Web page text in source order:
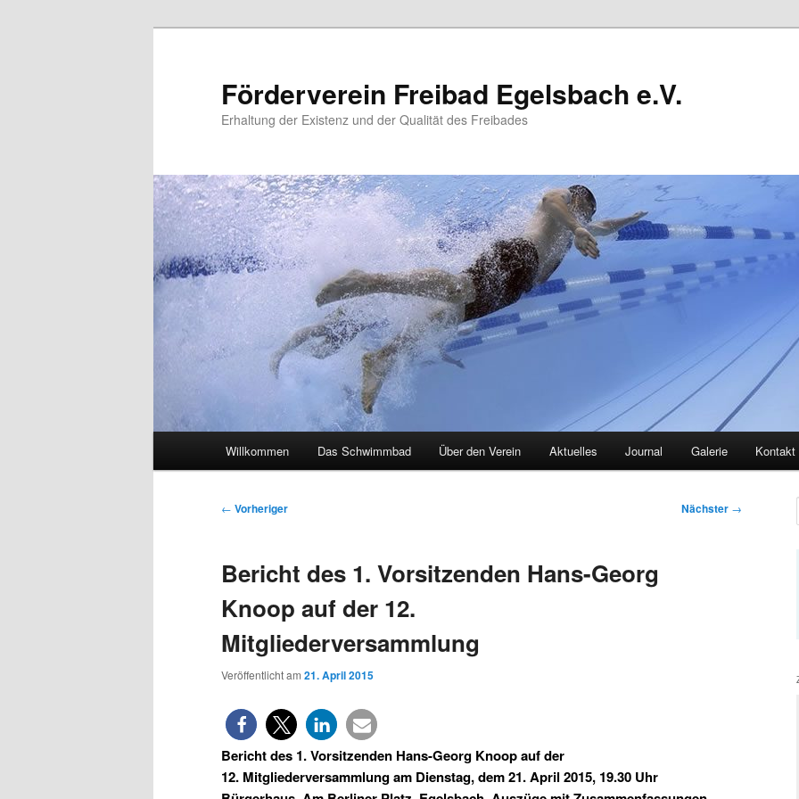
Förderverein Freibad Egelsbach e.V.
Erhaltung der Existenz und der Qualität des Freibades
Willkommen Das Schwimmbad Über den Verein Aktuelles Journal Galerie Kontakt
Beitragsnavigation
← Vorheriger Nächster →
Bericht des 1. Vorsitzenden Hans-Georg
Knoop auf der 12.
Mitgliederversammlung
Veröffentlicht am 21. April 2015
Bericht des 1. Vorsitzenden Hans-Georg Knoop auf der
12. Mitgliederversammlung am Dienstag, dem 21. April 2015, 19.30 Uhr